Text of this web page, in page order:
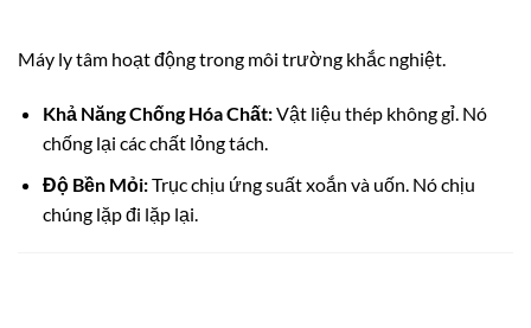
Máy ly tâm hoạt động trong môi trường khắc nghiệt.
Khả Năng Chống Hóa Chất:Vật liệu thép không gỉ. Nó
chống lại các chất lỏng tách.
Độ Bền Mỏi:Trục chịu ứng suất xoắn và uốn. Nó chịu
chúng lặp đi lặp lại.